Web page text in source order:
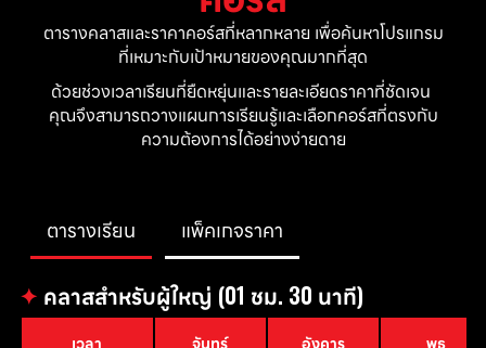
ตารางคลาสและราคาคอร์สที่หลากหลาย เพื่อค้นหาโปรแกรม
ที่เหมาะกับเป้าหมายของคุณมากที่สุด
ด้วยช่วงเวลาเรียนที่ยืดหยุ่นและรายละเอียดราคาที่ชัดเจน
คุณจึงสามารถวางแผนการเรียนรู้และเลือกคอร์สที่ตรงกับ
ความต้องการได้อย่างง่ายดาย
ตารางเรียน แพ็คเกจราคา
✦ คลาสสำหรับผู้ใหญ่ (01 ชม. 30 นาที)
เวลา จันทร์ อังคาร พุธ